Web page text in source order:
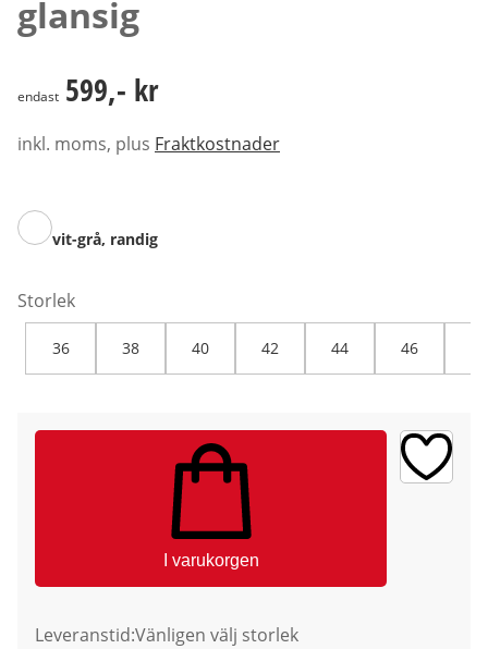
glansig
599,- kr
endast 599,- kr
inkl. moms, plus Fraktkostnader
vit-grå, randig
Storlek
36 38 40 42 44 46
I varukorgen
Leveranstid:Vänligen välj storlek